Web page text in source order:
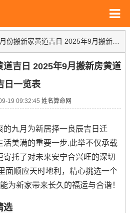
搬新家黄道吉日 2025年9月搬新房黄道吉日一览表
吉日 2025年9月搬新房黄道
日一览表
19 09:32:45 姓名算命网
九月为新居择一良辰吉日迁
活美满的重要一步.此举不仅承载
托了对未来安宁合兴旺的深切
面顺应天时地利，精心挑选一个
为新家带来长久的福运与合谐！
选